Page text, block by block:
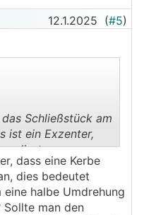
12.1.2025 (#5)
Schließstück am
ist ein Exzenter,
dass eine Kerbe
dies bedeutet
halbe Umdrehung
Sollte man den